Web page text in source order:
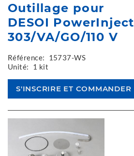
Outillage pour
DESOI PowerInject
303/VA/GO/110 V
Référence:
15737-WS
Unité:
1 kit